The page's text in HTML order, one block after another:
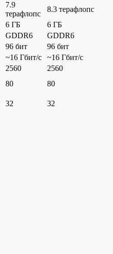
7.9
терафлопс
8.3 терафлопс
6 ГБ
6 ГБ
GDDR6
GDDR6
96 бит
96 бит
~16 Гбит/с
~16 Гбит/с
2560
2560
80
80
32
32